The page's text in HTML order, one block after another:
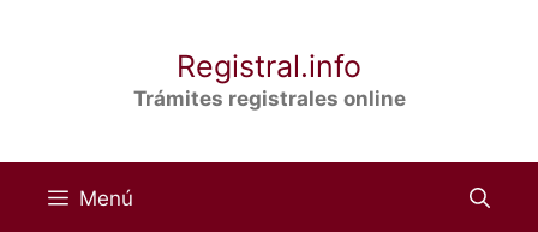
Registral.info
Trámites registrales online
Menú